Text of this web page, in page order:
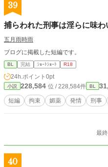
39
捕らわれた刑事は淫らに味わ
五月雨時雨
ブログに掲載した短編です。
BL 完結 ｼｮｰﾄｼｮｰﾄ R18
24h.ポイント 0pt
小説 228,584 位 / 228,584件 BL
短編 拘束 媚薬 発情 刑事
最
40